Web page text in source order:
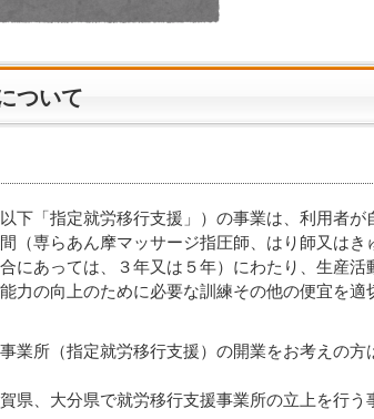
ついて
下「指定就労移行支援」）の事業は、利用者が
（専らあん摩マッサージ指圧師、はり師又はき
にあっては、３年又は５年）にわたり、生産活
力の向上のために必要な訓練その他の便宜を適
業所（指定就労移行支援）の開業をお考えの方
県、大分県で就労移行支援事業所の立上を行う